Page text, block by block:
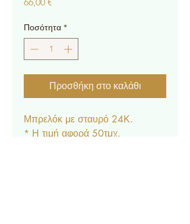
Ποσότητα *
Προσθήκη στο καλάθι
Μπρελόκ με σταυρό 24Κ.
* Η τιμή αφορά 50τμχ.